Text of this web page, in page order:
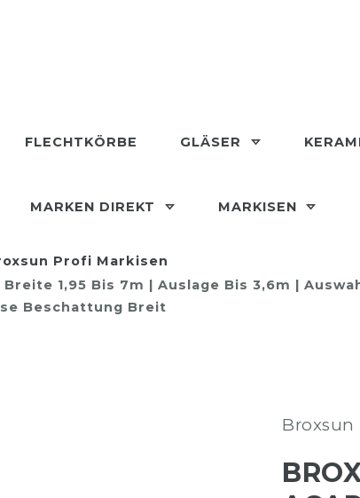
FLECHTKÖRBE GLÄSER
MARKEN DIREKT MARKISEN
Profi Markisen
1,95 Bis 7m | Auslage Bis 3,6m |
Beschattung Breit
Broxsun